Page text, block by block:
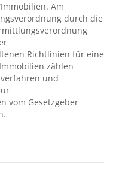
Am
durch die
Richtlinien für eine
zählen
und
vom Gesetzgeber